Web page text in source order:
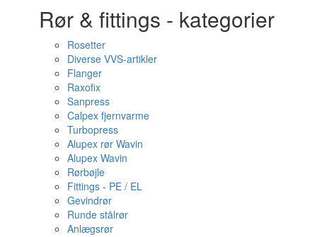
Rør & fittings - kategorier
Rosetter
Diverse VVS-artikler
Flanger
Raxofix
Sanpress
Calpex fjernvarme
Turbopress
Alupex rør Wavin
Alupex Wavin
Rørbøjle
Fittings - PE / EL
Gevindrør
Runde stålrør
Anlægsrør